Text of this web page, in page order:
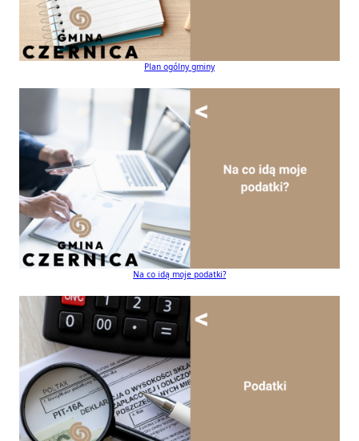
Plan ogólny gminy
Na co idą moje podatki?